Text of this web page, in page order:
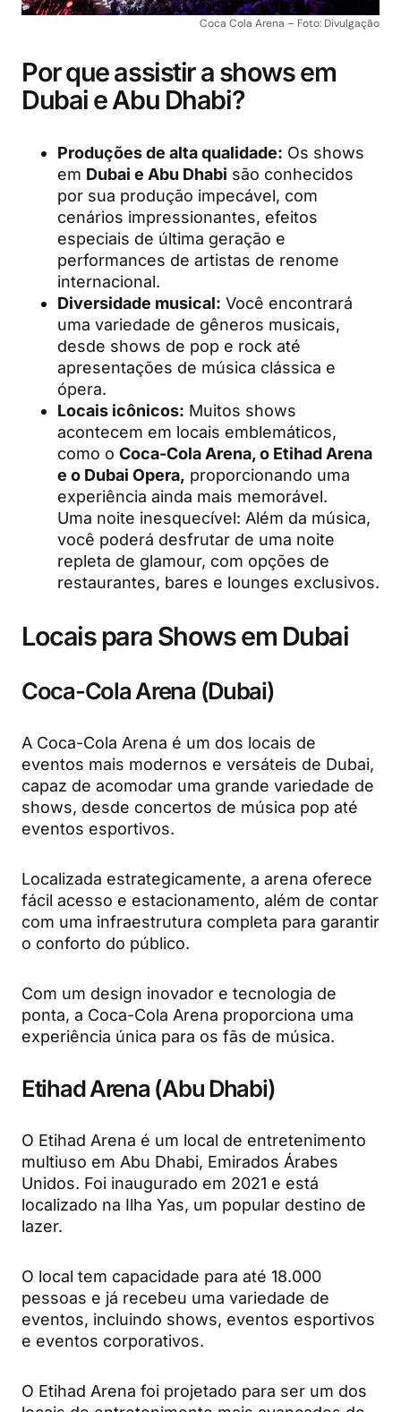
Coca Cola Arena – Foto: Divulgação
Por que assistir a shows em
Dubai e Abu Dhabi?
Produções de alta qualidade: Os shows
em Dubai e Abu Dhabi são conhecidos
por sua produção impecável, com
cenários impressionantes, efeitos
especiais de última geração e
performances de artistas de renome
internacional.
Diversidade musical: Você encontrará
uma variedade de gêneros musicais,
desde shows de pop e rock até
apresentações de música clássica e
ópera.
Locais icônicos: Muitos shows
acontecem em locais emblemáticos,
como o Coca-Cola Arena, o Etihad Arena
e o Dubai Opera, proporcionando uma
experiência ainda mais memorável.
Uma noite inesquecível: Além da música,
você poderá desfrutar de uma noite
repleta de glamour, com opções de
restaurantes, bares e lounges exclusivos.
Locais para Shows em Dubai
Coca-Cola Arena (Dubai)
A Coca-Cola Arena é um dos locais de
eventos mais modernos e versáteis de Dubai,
capaz de acomodar uma grande variedade de
shows, desde concertos de música pop até
eventos esportivos.
Localizada estrategicamente, a arena oferece
fácil acesso e estacionamento, além de contar
com uma infraestrutura completa para garantir
o conforto do público.
Com um design inovador e tecnologia de
ponta, a Coca-Cola Arena proporciona uma
experiência única para os fãs de música.
Etihad Arena (Abu Dhabi)
O Etihad Arena é um local de entretenimento
multiuso em Abu Dhabi, Emirados Árabes
Unidos. Foi inaugurado em 2021 e está
localizado na Ilha Yas, um popular destino de
lazer.
O local tem capacidade para até 18.000
pessoas e já recebeu uma variedade de
eventos, incluindo shows, eventos esportivos
e eventos corporativos.
O Etihad Arena foi projetado para ser um dos